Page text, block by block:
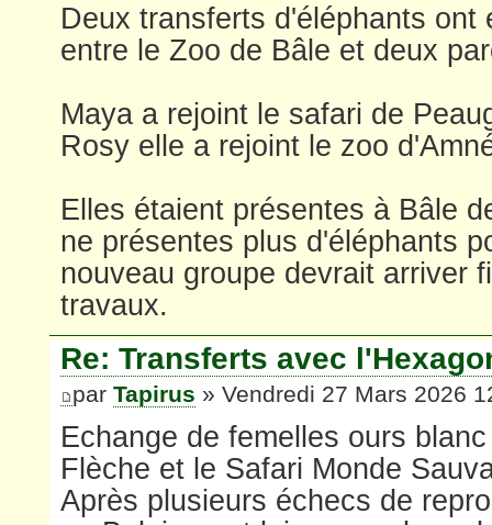
Deux transferts d'éléphants ont
entre le Zoo de Bâle et deux
Maya a rejoint le safari de
Rosy elle a rejoint le zoo
Elles étaient présentes à Bâle
ne présentes plus d'éléphants
nouveau groupe devrait arriver
travaux.
Re: Transferts avec
par Tapirus » Vendredi 27 Mars 2026
Echange de femelles ours
Flèche et le Safari Monde
Après plusieurs échecs de